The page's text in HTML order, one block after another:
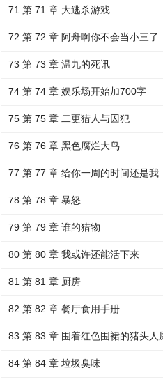
71 第 71 章 大逃杀游戏
72 第 72 章 阿舟啊你不会当小三了
73 第 73 章 温九的死讯
74 第 74 章 娱乐场开始加700字
75 第 75 章 二更猎人与囚犯
76 第 76 章 黑色腐烂大鸟
77 第 77 章 给你一周的时间还是我
78 第 78 章 暴怒
79 第 79 章 谁的猎物
80 第 80 章 我或许还能活下来
81 第 81 章 厨房
82 第 82 章 餐厅食用手册
83 第 83 章 围着红色围裙的猪头人
84 第 84 章 垃圾臭味